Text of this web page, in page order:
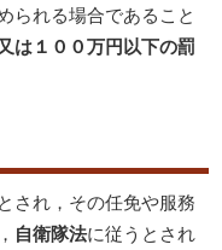
られる場合であること
は１００万円以下の罰
とされ，その任免や服務
自衛隊法に従うとされ